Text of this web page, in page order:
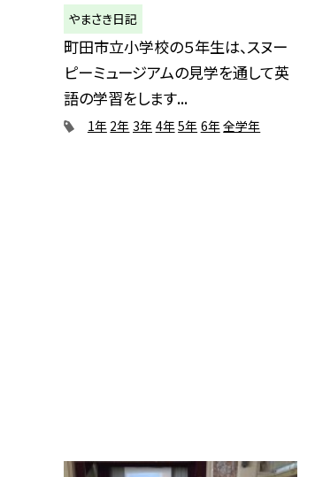
やまさき日記
町田市立小学校の５年生は、スヌー
ピーミュージアムの見学を通して英
語の学習をします...
1年 2年 3年 4年5年 6年全学年